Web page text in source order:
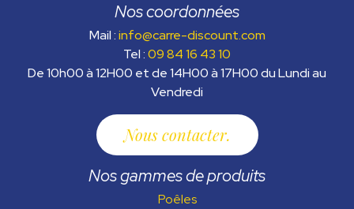
Nos coordonnées
Mail :info@carre-discount.com
Tel :09 84 16 43 10
De 10h00 à 12H00 et de 14H00 à 17H00 du Lundi au
Vendredi
Nous contacter
Nos gammes de produits
Poêles